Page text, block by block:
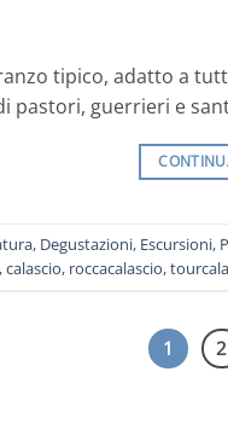
tipico, adatto a
pastori, guerrieri e
, Degustazioni, Escursioni,
,calascio, roccacalascio,
1 2